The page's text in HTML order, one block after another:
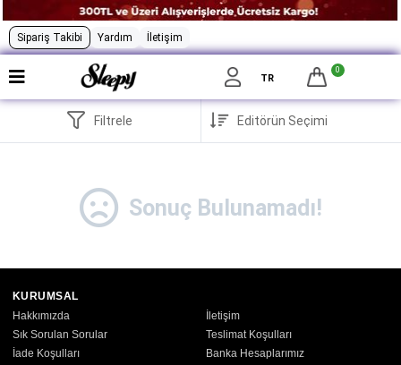
Sipariş Takibi Yardım İletişim
TR
0
Filtrele
Sonuç Bulunamadı!
KURUMSAL
Hakkımızda
İletişim
Sık Sorulan Sorular
Teslimat Koşulları
İade Koşulları
Banka Hesaplarımız